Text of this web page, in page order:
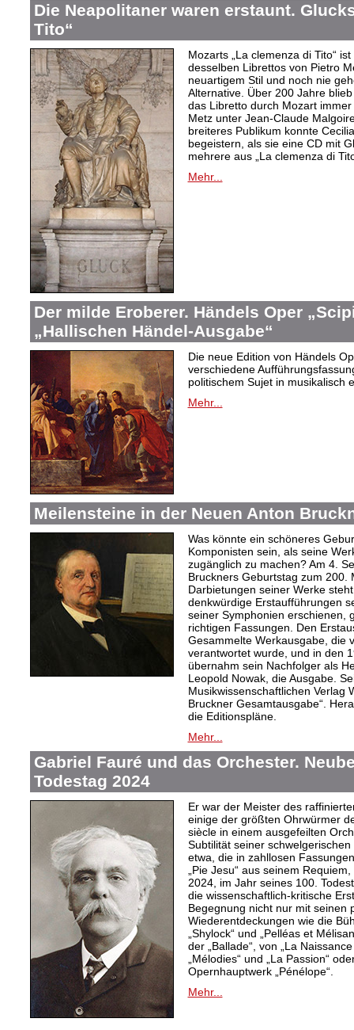
Die Neapolitaner waren erstaunt.
Tito“
Mozarts „La clemenza di Tito“
desselben Librettos von Pietro
neuartigem Stil und noch nie
Alternative. Über 200 Jahre
das Libretto durch Mozart
Metz unter Jean-Claude
breiteres Publikum konnte
begeistern, als sie eine CD mit
mehrere aus „La clemenza di
Mehr...
Der milde Eroberer. Händels Oper
„Hallischen Händel-Ausgabe“
Die neue Edition von Händels
verschiedene
politischem Sujet in musikalisch
Mehr...
Meilensteine in der Neuen Anton
Was könnte ein schöneres
Komponisten sein, als seine
zugänglich zu machen? Am 4.
Bruckners Geburtstag zum 200.
Darbietungen seiner Werke
denkwürdige Erstaufführungen
seiner Symphonien erschienen,
richtigen Fassungen. Den
Gesammelte Werkausgabe, die
verantwortet wurde, und in den
übernahm sein Nachfolger als
Leopold Nowak, die Ausgabe.
Musikwissenschaftlichen Verlag
Bruckner Gesamtausgabe“.
die Editionspläne.
Mehr...
Gabriel Fauré und das Orchester.
Todestag 2024
Er war der Meister des
einige der größten Ohrwürmer
siècle in einem ausgefeilten
Subtilität seiner
etwa, die in zahllosen
„Pie Jesu“ aus seinem
2024, im Jahr seines 100.
die wissenschaftlich-kritische
Begegnung nicht nur mit seinen
Wiederentdeckungen wie die
„Shylock“ und „Pelléas et
der „Ballade“, von „La
„Mélodies“ und „La Passion“
Opernhauptwerk „Pénélope“.
Mehr...